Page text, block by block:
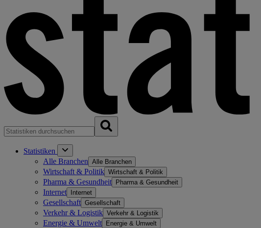
Statistiken
Alle Branchen Alle Branchen
Wirtschaft & Politik Wirtschaft & Politik
Pharma & Gesundheit Pharma & Gesundheit
Internet Internet
Gesellschaft Gesellschaft
Verkehr & Logistik Verkehr & Logistik
Energie & Umwelt Energie & Umwelt